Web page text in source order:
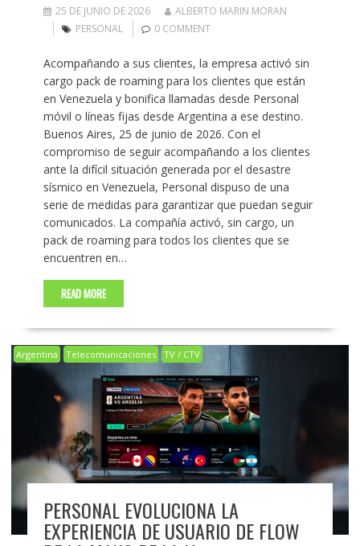
25 DE JUNIO DE 2026
ALBERTO MARIN MORAN
PERSONAL
0 COMMENT
Acompañando a sus clientes, la empresa activó sin
cargo pack de roaming para los clientes que están
en Venezuela y bonifica llamadas desde Personal
móvil o líneas fijas desde Argentina a ese destino.
Buenos Aires, 25 de junio de 2026. Con el
compromiso de seguir acompañando a los clientes
ante la difícil situación generada por el desastre
sísmico en Venezuela, Personal dispuso de una
serie de medidas para garantizar que puedan seguir
comunicados. La compañía activó, sin cargo, un
pack de roaming para todos los clientes que se
encuentren en…
READ MORE
Argentina Telecomunicaciones TV / CTV
PERSONAL EVOLUCIONA LA
EXPERIENCIA DE USUARIO DE FLOW